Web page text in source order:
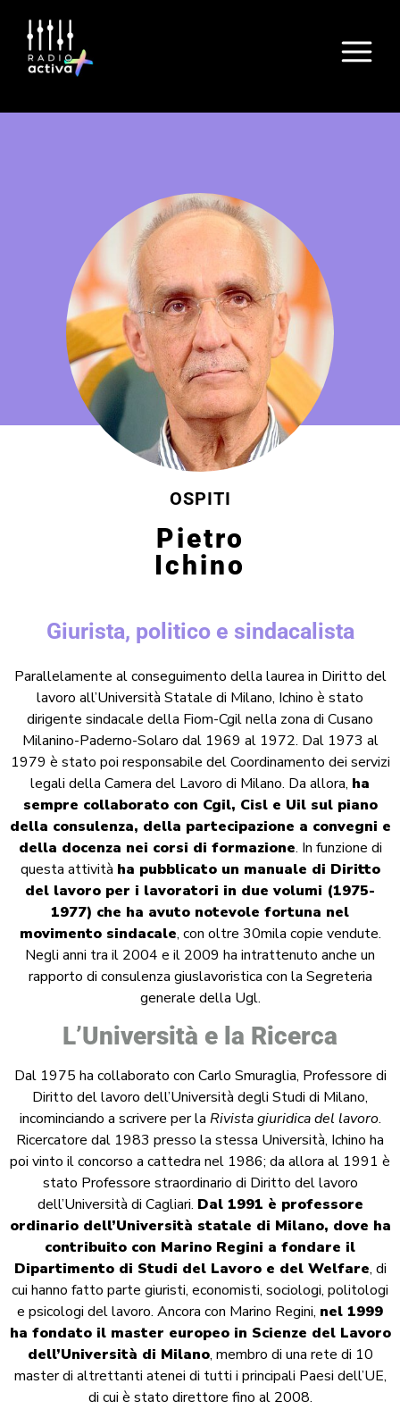
OSPITI
Pietro
Ichino
Giurista, politico e sindacalista
Parallelamente al conseguimento della laurea in Diritto del
lavoro all’Università Statale di Milano, Ichino è stato
dirigente sindacale della Fiom-Cgil nella zona di Cusano
Milanino-Paderno-Solaro dal 1969 al 1972. Dal 1973 al
1979 è stato poi responsabile del Coordinamento dei servizi
legali della Camera del Lavoro di Milano. Da allora, ha
sempre collaborato con Cgil, Cisl e Uil sul piano
della consulenza, della partecipazione a convegni e
della docenza nei corsi di formazione. In funzione di
questa attività ha pubblicato un manuale di Diritto
del lavoro per i lavoratori in due volumi (1975-
1977) che ha avuto notevole fortuna nel
movimento sindacale, con oltre 30mila copie vendute.
Negli anni tra il 2004 e il 2009 ha intrattenuto anche un
rapporto di consulenza giuslavoristica con la Segreteria
generale della Ugl.
L’Università e la Ricerca
Dal 1975 ha collaborato con Carlo Smuraglia, Professore di
Diritto del lavoro dell’Università degli Studi di Milano,
incominciando a scrivere per la Rivista giuridica del lavoro.
Ricercatore dal 1983 presso la stessa Università, Ichino ha
poi vinto il concorso a cattedra nel 1986; da allora al 1991 è
stato Professore straordinario di Diritto del lavoro
dell’Università di Cagliari. Dal 1991 è professore
ordinario dell’Università statale di Milano, dove ha
contribuito con Marino Regini a fondare il
Dipartimento di Studi del Lavoro e del Welfare, di
cui hanno fatto parte giuristi, economisti, sociologi, politologi
e psicologi del lavoro. Ancora con Marino Regini, nel 1999
ha fondato il master europeo in Scienze del Lavoro
dell’Università di Milano, membro di una rete di 10
master di altrettanti atenei di tutti i principali Paesi dell’UE,
di cui è stato direttore fino al 2008.